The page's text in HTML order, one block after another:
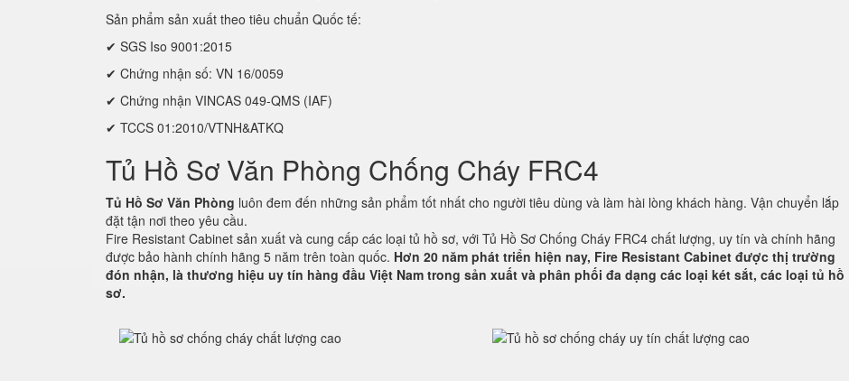
Sản phẩm sản xuất theo tiêu chuẩn Quốc tế:
✔ SGS Iso 9001:2015
✔ Chứng nhận số: VN 16/0059
✔ Chứng nhận VINCAS 049-QMS (IAF)
✔ TCCS 01:2010/VTNH&ATKQ
Tủ Hồ Sơ Văn Phòng Chống Cháy FRC4
Tủ Hồ Sơ Văn Phòng luôn đem đến những sản phẩm tốt nhất cho người tiêu dùng và làm hài lòng khách hàng. Vận chuyển lắp
đặt tận nơi theo yêu cầu.
Fire Resistant Cabinet sản xuất và cung cấp các loại tủ hồ sơ, với Tủ Hồ Sơ Chống Cháy FRC4 chất lượng, uy tín và chính hãng
được bảo hành chính hãng 5 năm trên toàn quốc. Hơn 20 năm phát triển hiện nay, Fire Resistant Cabinet được thị trường
đón nhận, là thương hiệu uy tín hàng đầu Việt Nam trong sản xuất và phân phối đa dạng các loại két sắt, các loại tủ hồ
sơ.